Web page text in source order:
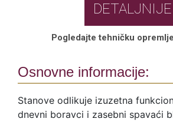
DETALJNIJE
Pogledajte tehničku
Osnovne informacije:
Stanove odlikuje izuzetna
dnevni boravci i zasebni spavaći